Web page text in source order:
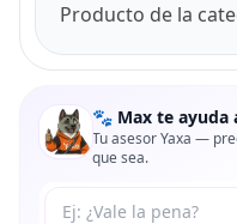
Producto de la
🐾 Max te ayuda
Tu asesor Yaxa —
que sea.
Tu pregunta a Max